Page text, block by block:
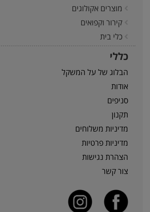
מוצרים אקולוגים
קירור וקפואים
כלי בית
כללי
הבלוג של על המשקל
אודות
סניפים
תקנון
מדיניות משלוחים
מדיניות פרטיות
הצהרת נגישות
צור קשר